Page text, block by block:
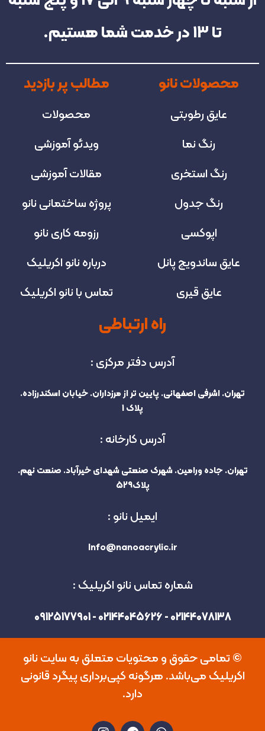
تا 13 در خدمت شما هستیم.
محصولات نانو
عایق رطوبتی
رنگ نما
رنگ استخری
رنگ جدول
اپوکسی
عایق ساندویچ پانل
عایق قیری
مطالب پر بازدید
محصولات
ویدئو آموزشی
مقالات آموزشی
پروژه‌ ساختمانی نانو
رزومه کاری نانو
درباره نانو اکریلیک
تماس با نانو اکریلیک
راه ارتباطی
آدرس دفتر مرکزی :
تهران. اشرفی اصفهانی. پایین تر از مرزداران. خیابان اسکندرزاده.
پلاک 1
آدرس کارخانه :
تهران. جاده ورامین. شهرک صنعتی شهدای خیرآباد. صنعت نهم.
پلاک529
ایمیل نانو :
Info@nanoacrylic.ir
شماره تماس نانو اکریلیک :
02144078138 - 02144045626 - 09125177901
©️ تمامی حقوق و محتویات متعلق به سایت نانو
اکریلیک می‌باشد. هرگونه کپی‌برداری پیگرد قانونی
دارد.
W
T
I